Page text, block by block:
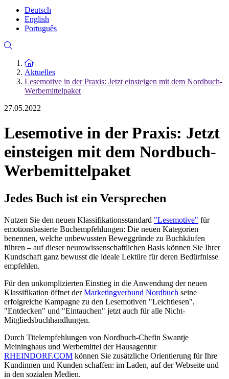
Deutsch
English
Português
Zur Startseite
Aktuelles
Lesemotive in der Praxis: Jetzt einsteigen mit dem Nordbuch-
Werbemittelpaket
27.05.2022
Lesemotive in der Praxis: Jetzt
einsteigen mit dem Nordbuch-
Werbemittelpaket
Jedes Buch ist ein Versprechen
Nutzen Sie den neuen Klassifikationsstandard "Lesemotive" für
emotionsbasierte Buchempfehlungen: Die neuen Kategorien
benennen, welche unbewussten Beweggründe zu Buchkäufen
führen – auf dieser neurowissenschaftlichen Basis können Sie Ihrer
Kundschaft ganz bewusst die ideale Lektüre für deren Bedürfnisse
empfehlen.
Für den unkomplizierten Einstieg in die Anwendung der neuen
Klassifikation öffnet derMarketingverbund Nordbuch seine
erfolgreiche Kampagne zu den Lesemotiven "Leichtlesen",
"Entdecken" und "Eintauchen" jetzt auch für alle Nicht-
Mitgliedsbuchhandlungen.
Durch Titelempfehlungen von Nordbuch-Chefin Swantje
Meininghaus und Werbemittel der Hausagentur
RHEINDORF.COM können Sie zusätzliche Orientierung für Ihre
Kundinnen und Kunden schaffen: im Laden, auf der Webseite und
in den sozialen Medien.